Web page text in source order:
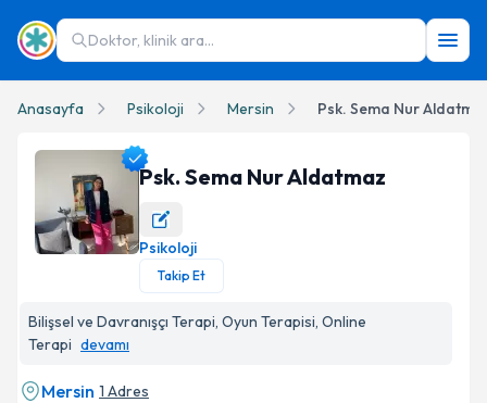
Doktor, klinik ara...
Anasayfa Psikoloji Mersin Psk. Sema Nur
Psk. Sema Nur Aldatmaz Profil Fotoğrafı
Psk. Sema Nur Aldatmaz
Psikoloji
Takip Et
Bilişsel ve Davranışçı Terapi, Oyun Terapisi, Online
Terapi devamı
Mersin 1 Adres